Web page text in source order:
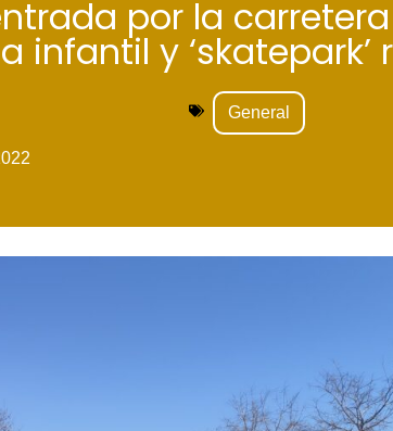
por la
infantil y ‘skatepark’
General